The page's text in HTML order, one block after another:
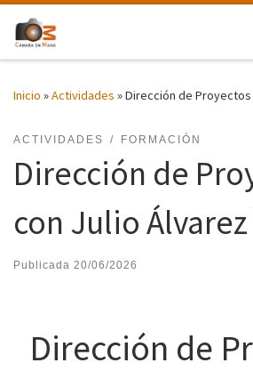
Saltar al contenido
Inicio »Actividades »Dirección de Proyectos
ACTIVIDADES FORMACIÓN
Dirección de
con Julio Álvarez
Publicada 20/06/2026
Dirección de